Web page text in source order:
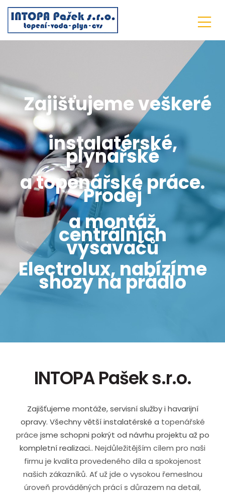
Zajišťujeme veškeré
instalatérské,
plynařské
a topenářské práce.
Prodej
a montáž
centrálních
vysavačů
Electrolux, nabízíme
shozy na prádlo
INTOPA Pašek s.r.o.
Zajišťujeme montáže, servisní služby i havarijní
opravy. Všechny větší instalatérské a topenářské
práce jsme schopni pokrýt od návrhu projektu až po
kompletní realizaci.. Nejdůležitějším cílem pro naši
firmu je kvalita provedeného díla a spokojenost
našich zákazníků. Ať už jde o vysokou řemeslnou
úroveň prováděných prácí s důrazem na detail,